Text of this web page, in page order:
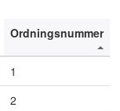
Ordningsnummer
1
2